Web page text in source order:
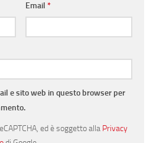
Email *
e sito web in questo browser per
ed è soggetto alla Privacy